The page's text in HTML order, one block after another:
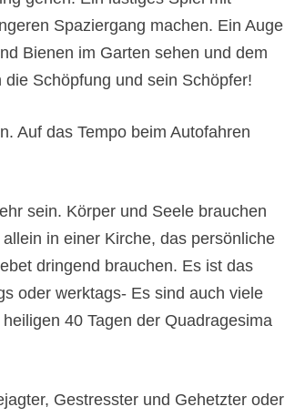
Spaziergang machen. Ein Auge
Bienen im Garten sehen und dem
Schöpfung und sein Schöpfer!
Auf das Tempo beim Autofahren
sein. Körper und Seele brauchen
in einer Kirche, das persönliche
dringend brauchen. Es ist das
oder werktags- Es sind auch viele
40 Tagen der Quadragesima
Gestresster und Gehetzter oder